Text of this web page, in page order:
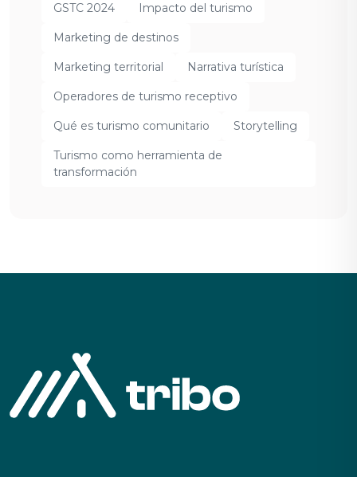
GSTC 2024 Impacto del turismo
Marketing de destinos
Marketing territorial Narrativa turística
Operadores de turismo receptivo
Qué es turismo comunitario Storytelling
Turismo como herramienta de
transformación